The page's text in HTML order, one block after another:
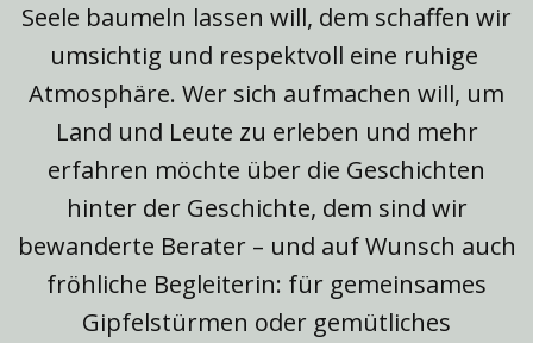
Seele baumeln lassen will, dem schaffen wir
umsichtig und respektvoll eine ruhige ​
Atmosphäre. Wer sich aufmachen will, um
Land und Leute zu erleben und mehr
erfahren möchte über die Geschichten
hinter der Geschichte, dem sind wir
bewanderte Berater – und auf Wunsch auch
fröhliche​ Begleiterin: für gemeinsames
Gipfelstürmen oder gemütliches